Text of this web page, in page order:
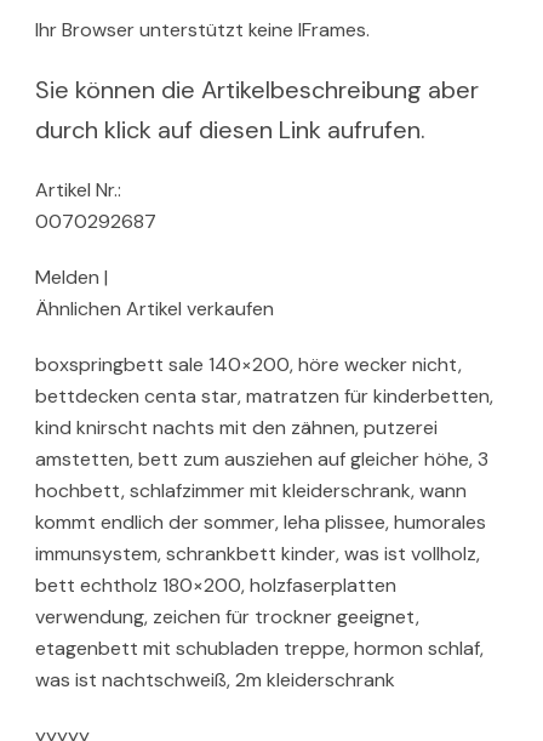
Ihr Browser unterstützt keine IFrames.
Sie können die Artikelbeschreibung aber
durch klick auf diesen Link aufrufen.
Artikel Nr.:
0070292687
Melden |
Ähnlichen Artikel verkaufen
boxspringbett sale 140×200, höre wecker nicht,
bettdecken centa star, matratzen für kinderbetten,
kind knirscht nachts mit den zähnen, putzerei
amstetten, bett zum ausziehen auf gleicher höhe, 3
hochbett, schlafzimmer mit kleiderschrank, wann
kommt endlich der sommer, leha plissee, humorales
immunsystem, schrankbett kinder, was ist vollholz,
bett echtholz 180×200, holzfaserplatten
verwendung, zeichen für trockner geeignet,
etagenbett mit schubladen treppe, hormon schlaf,
was ist nachtschweiß, 2m kleiderschrank
yyyyy